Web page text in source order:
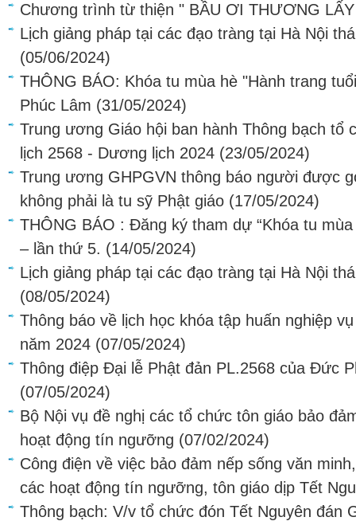
Chương trình từ thiện " BẦU ƠI THƯƠNG
Lịch giảng pháp tại các đạo tràng tại Hà Nội
(05/06/2024)
THÔNG BÁO: Khóa tu mùa hè "Hành trang
Phúc Lâm (31/05/2024)
Trung ương Giáo hội ban hành Thông bạch tổ
lịch 2568 - Dương lịch 2024 (23/05/2024)
Trung ương GHPGVN thông báo người được
không phải là tu sỹ Phật giáo (17/05/2024)
THÔNG BÁO : Đăng ký tham dự “Khóa tu
– lần thứ 5. (14/05/2024)
Lịch giảng pháp tại các đạo tràng tại Hà Nội
(08/05/2024)
Thông báo về lịch học khóa tập huấn nghiệp
năm 2024 (07/05/2024)
Thông điệp Đại lễ Phật đản PL.2568 của Đức
(07/05/2024)
Bộ Nội vụ đề nghị các tổ chức tôn giáo bảo
hoạt động tín ngưỡng (07/02/2024)
Công điện về việc bảo đảm nếp sống văn
các hoạt động tín ngưỡng, tôn giáo dịp Tết
Thông bạch: V/v tổ chức đón Tết Nguyên đán